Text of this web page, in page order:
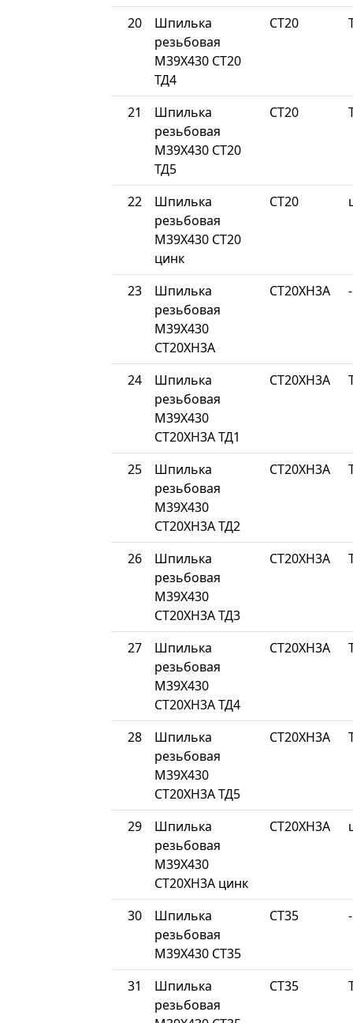
20
Шпилька
резьбовая
М39Х430 СТ20
ТД4
СТ20
21
Шпилька
резьбовая
М39Х430 СТ20
ТД5
СТ20
22
Шпилька
резьбовая
М39Х430 СТ20
цинк
СТ20
23
Шпилька
резьбовая
М39Х430
СТ20ХН3А
СТ20ХН3А -
24
Шпилька
резьбовая
М39Х430
СТ20ХН3А ТД1
СТ20ХН3А
25
Шпилька
резьбовая
М39Х430
СТ20ХН3А ТД2
СТ20ХН3А
26
Шпилька
резьбовая
М39Х430
СТ20ХН3А ТД3
СТ20ХН3А
27
Шпилька
резьбовая
М39Х430
СТ20ХН3А ТД4
СТ20ХН3А
28
Шпилька
резьбовая
М39Х430
СТ20ХН3А ТД5
СТ20ХН3А
29
Шпилька
резьбовая
М39Х430
СТ20ХН3А цинк
СТ20ХН3А
30
Шпилька
резьбовая
М39Х430 СТ35
СТ35 -
31
Шпилька
резьбовая
СТ35